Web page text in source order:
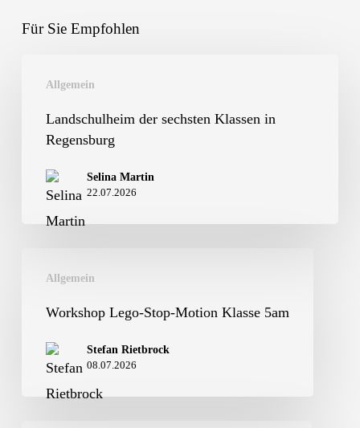
Für Sie Empfohlen
Allgemein
sechsten
Klassen
Regensburg
Landschulheim der sechsten Klassen in
Regensburg
Selina Martin
22.07.2026
Allgemein
Lego-
Stop-
Klasse
Workshop Lego-Stop-Motion Klasse 5am
Stefan Rietbrock
08.07.2026